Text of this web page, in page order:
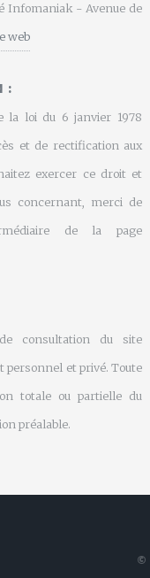
Infomaniak - Avenue de
web
:
la loi du 6 janvier 1978
et de rectification aux
exercer ce droit et
concernant, merci de
de la page
consultation du site
personnel et privé. Toute
totale ou partielle du
préalable.
©